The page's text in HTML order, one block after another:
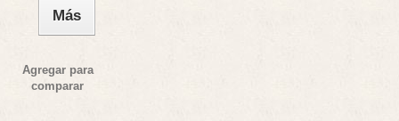
Más
Agregar para
comparar